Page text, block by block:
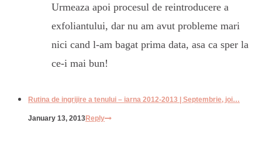
Urmeaza apoi procesul de reintroducere a
exfoliantului, dar nu am avut probleme mari
nici cand l-am bagat prima data, asa ca sper la
ce-i mai bun!
Rutina de ingrijire a tenului – iarna 2012-2013 | Septembrie, joi…
January 13, 2013Reply